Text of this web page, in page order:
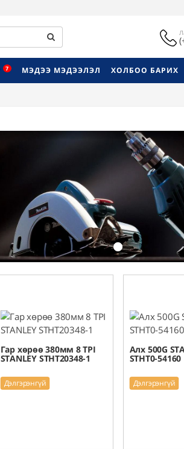
7 МЭДЭЭ МЭДЭЭЛЭЛ ХОЛБОО БАРИХ
Гар хөрөө 380мм 8 TPI
STANLEY STHT20348-1
Дэлгэрэнгүй
Алх 500G
STHT0-54160
Дэлгэрэнгүй